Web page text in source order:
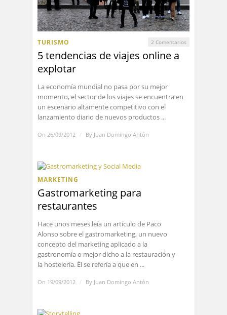
TURISMO 2 Comentarios
5 tendencias de viajes online a
explotar
La economía mundial no pasa por su mejor
momento, el sector de los viajes se encuentra en
un escenario altamente competitivo con el
lanzamiento diario de nuevos productos ...
On 26/09/2012 / By Juan Domingo Antón
MARKETING
Gastromarketing para
restaurantes
Hace unos meses leía un artículo de Paco
Alonso sobre el gastromarketing, un nuevo
concepto del marketing aplicado a la
gastronomía o mejor dicho a la restauración y
la hostelería. Él se refería a que en ...
On 19/09/2012 / By Juan Domingo Antón